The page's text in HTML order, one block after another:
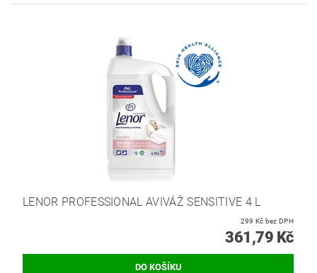
LENOR PROFESSIONAL AVIVÁŽ SENSITIVE 4 L
299 Kč bez DPH
361,79 Kč